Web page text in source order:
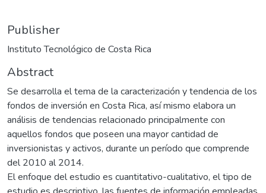
Publisher
Instituto Tecnológico de Costa Rica
Abstract
Se desarrolla el tema de la caracterización y tendencia de los
fondos de inversión en Costa Rica, así mismo elabora un
análisis de tendencias relacionado principalmente con
aquellos fondos que poseen una mayor cantidad de
inversionistas y activos, durante un período que comprende
del 2010 al 2014.
El enfoque del estudio es cuantitativo-cualitativo, el tipo de